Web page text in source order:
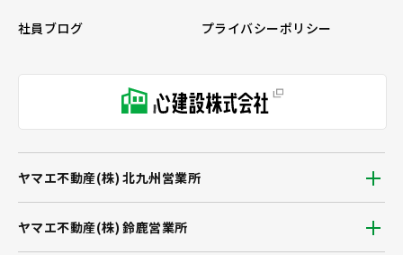
社員ブログ
プライバシーポリシー
ヤマエ不動産(株) 北九州営業所
ヤマエ不動産(株) 鈴鹿営業所